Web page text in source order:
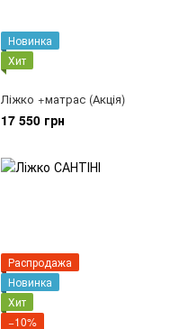
Новинка
Хит
Ліжко +матрас (Акція)
17 550 грн
Распродажа
Новинка
Хит
−10%